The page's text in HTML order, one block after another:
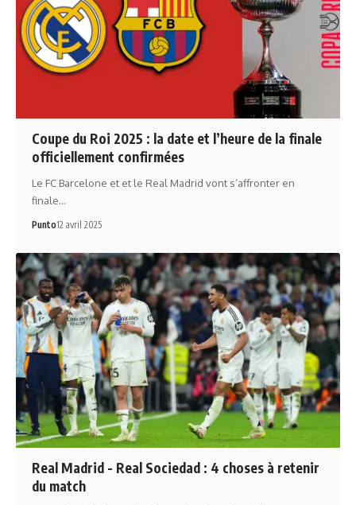
Coupe du Roi 2025 : la date et l’heure de la finale
officiellement confirmées
Le FC Barcelone et et le Real Madrid vont s’affronter en
finale…
Punto12 avril 2025
Real Madrid - Real Sociedad : 4 choses à retenir
du match